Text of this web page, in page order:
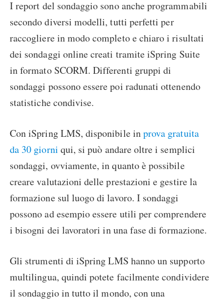
I report del sondaggio sono anche programmabili
secondo diversi modelli, tutti perfetti per
raccogliere in modo completo e chiaro i risultati
dei sondaggi online creati tramite iSpring Suite
in formato SCORM. Differenti gruppi di
sondaggi possono essere poi radunati ottenendo
statistiche condivise.
Con iSpring LMS, disponibile inprova gratuita
da 30 giorni qui, si può andare oltre i semplici
sondaggi, ovviamente, in quanto è possibile
creare valutazioni delle prestazioni e gestire la
formazione sul luogo di lavoro. I sondaggi
possono ad esempio essere utili per comprendere
i bisogni dei lavoratori in una fase di formazione.
Gli strumenti di iSpring LMS hanno un supporto
multilingua, quindi potete facilmente condividere
il sondaggio in tutto il mondo, con una